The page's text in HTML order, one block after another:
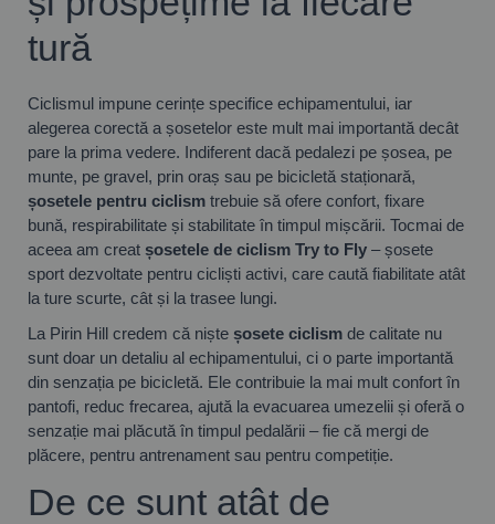
tură
Ciclismul impune cerințe specifice echipamentului, iar
alegerea corectă a șosetelor este mult mai importantă decât
pare la prima vedere. Indiferent dacă pedalezi pe șosea, pe
munte, pe gravel, prin oraș sau pe bicicletă staționară,
șosetele pentru ciclism trebuie să ofere confort, fixare
bună, respirabilitate și stabilitate în timpul mișcării. Tocmai de
aceea am creat șosetele de ciclism Try to Fly – șosete
sport dezvoltate pentru cicliști activi, care caută fiabilitate atât
la ture scurte, cât și la trasee lungi.
La Pirin Hill credem că niște șosete ciclism de calitate nu
sunt doar un detaliu al echipamentului, ci o parte importantă
din senzația pe bicicletă. Ele contribuie la mai mult confort în
pantofi, reduc frecarea, ajută la evacuarea umezelii și oferă o
senzație mai plăcută în timpul pedalării – fie că mergi de
plăcere, pentru antrenament sau pentru competiție.
De ce sunt atât de